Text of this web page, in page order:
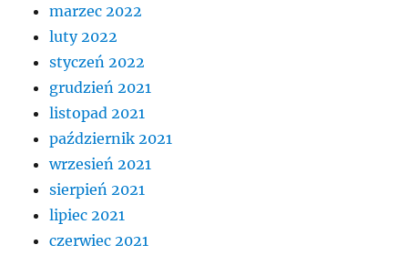
marzec 2022
luty 2022
styczeń 2022
grudzień 2021
listopad 2021
październik 2021
wrzesień 2021
sierpień 2021
lipiec 2021
czerwiec 2021